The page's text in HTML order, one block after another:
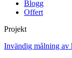
Blogg
Offert
Projekt
Invändig målning av